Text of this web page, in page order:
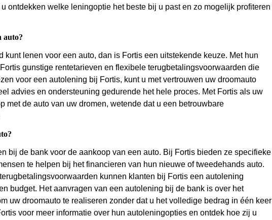
ontdekken welke leningoptie het beste bij u past en zo mogelijk profiteren
auto?
kunt lenen voor een auto, dan is Fortis een uitstekende keuze. Met hun
gunstige rentetarieven en flexibele terugbetalingsvoorwaarden die
voor een autolening bij Fortis, kunt u met vertrouwen uw droomauto
advies en ondersteuning gedurende het hele proces. Met Fortis als uw
met de auto van uw dromen, wetende dat u een betrouwbare
bij de bank voor de aankoop van een auto. Bij Fortis bieden ze specifieke
te helpen bij het financieren van hun nieuwe of tweedehands auto.
kunnen klanten bij Fortis een autolening
budget. Het aanvragen van een autolening bij de bank is over het
uw droomauto te realiseren zonder dat u het volledige bedrag in één keer
voor meer informatie over hun autoleningopties en ontdek hoe zij u